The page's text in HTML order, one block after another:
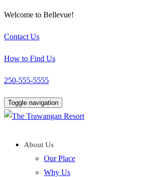
Welcome to Bellevue!
Contact Us
How to Find Us
250-555-5555
Toggle navigation
About Us
Our Place
Why Us